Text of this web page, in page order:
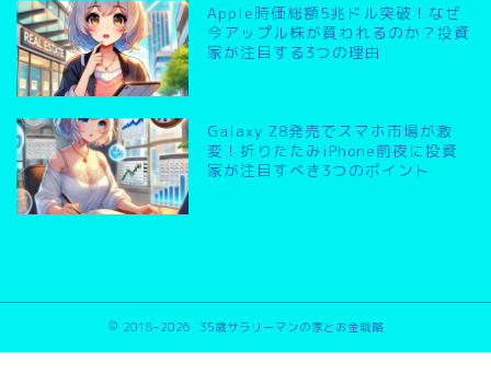
Apple時価総額5兆ドル突破！なぜ
今アップル株が買われるのか？投資
家が注目する3つの理由
Galaxy Z8発売でスマホ市場が激
変！折りたたみiPhone前夜に投資
家が注目すべき3つのポイント
2018–2026 35歳サラリーマンの家とお金戦略